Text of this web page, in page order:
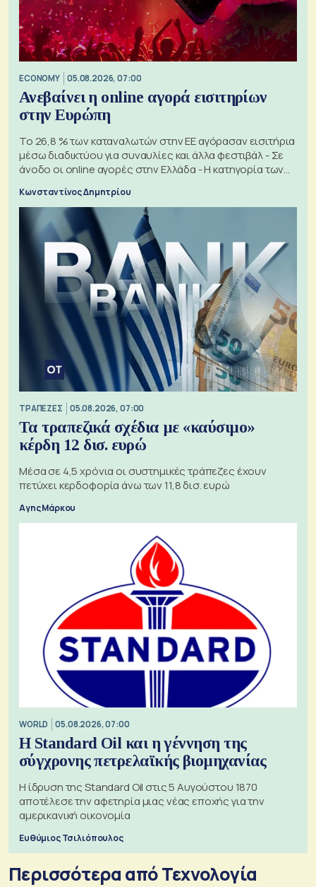
ECONOMY 05.08.2026, 07:00
Ανεβαίνει η online αγορά εισιτηρίων
στην Ευρώπη
Το 26,8 % των καταναλωτών στην ΕΕ αγόρασαν εισιτήρια
μέσω διαδικτύου για συναυλίες και άλλα φεστιβάλ - Σε
άνοδο οι online αγορές στην Ελλάδα - Η κατηγορία των
Κωνσταντίνος Δημητρίου
ΤΡΑΠΕΖΕΣ 05.08.2026, 07:00
Τα τραπεζικά σχέδια με «καύσιμο»
κέρδη 12 δισ. ευρώ
Μέσα σε 4,5 χρόνια οι συστημικές τράπεζες έχουν
πετύχει κερδοφορία άνω των 11,8 δισ. ευρώ
Αγης Μάρκου
WORLD 05.08.2026, 07:00
Η Standard Oil και η γέννηση της
σύγχρονης πετρελαϊκής βιομηχανίας
Η ίδρυση της Standard Oil στις 5 Αυγούστου 1870
αποτέλεσε την αφετηρία μιας νέας εποχής για την
αμερικανική οικονομία
Ευθύμιος Τσιλιόπουλος
Περισσότερα από Τεχνολογία